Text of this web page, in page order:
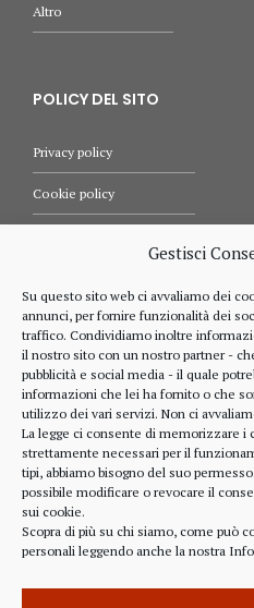
Gestisci
Su questo sito web ci avvaliamo dei
annunci, per fornire funzionalità dei
traffico. Condividiamo inoltre
il nostro sito con un nostro partner -
pubblicità e social media - il quale
informazioni che lei ha fornito o che
utilizzo dei vari servizi. Non ci
La legge ci consente di memorizzare i
strettamente necessari per il
tipi, abbiamo bisogno del suo
possibile modificare o revocare il
sui cookie.
Scopra di più su chi siamo, come può
personali leggendo anche la nostra
Altro
POLICY DEL SITO
Privacy policy
Cookie policy
Comunicazioni
RIFERIMENTI
328 4643900
RZZ LRT 72M24 B111O